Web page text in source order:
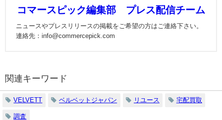
コマースピック編集部 プレス配信チーム
ニュースやプレスリリースの掲載をご希望の方はご連絡下さい。
連絡先：info@commercepick.com
関連キーワード
VELVETT ベルベットジャパン リユース 宅配買取
調査